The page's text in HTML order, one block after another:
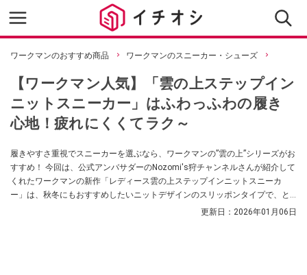
ワークマンのおすすめ商品 ワークマンのスニーカー・シューズ
【ワークマン人気】「雲の上ステップイン
ニットスニーカー」はふわっふわの履き
心地！疲れにくくてラク～
履きやすさ重視でスニーカーを選ぶなら、ワークマンの”雲の上”シリーズがお
すすめ！ 今回は、公式アンバサダーのNozomi's狩チャンネルさんが紹介して
くれたワークマンの新作「レディース雲の上ステップインニットスニーカ
ー」は、秋冬にもおすすめしたいニットデザインのスリッポンタイプで、と
っても楽ちんなアイテムなんだとか。気になる方はぜひチェックしてみてく
更新日： 2026年01月06日